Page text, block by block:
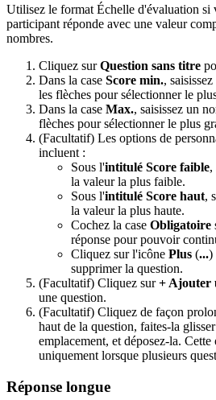
Utilisez le format Échelle d'évaluation si
participant réponde avec une valeur
nombres.
Cliquez surQuestion sans titre
Dans la case Score min.,
les flèches pour sélectionner le
Dans la case Max., saisissez un
flèches pour sélectionner le plus
(Facultatif) Les options de
incluent :
Sous l'intitulé Score faible,
la valeur la plus faible.
Sous l'intitulé Score haut,
la valeur la plus haute.
Cochez la case Obligatoire
réponse pour pouvoir
Cliquez sur l'icône Plus (...)
supprimer la question.
(Facultatif) Cliquez sur+ Ajouter
une question.
(Facultatif) Cliquez de façon
haut de la question, faites-la
emplacement, et déposez-la.
uniquement lorsque plusieurs
Réponse longue